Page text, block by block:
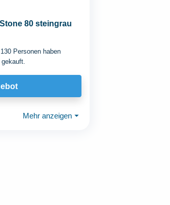
80 steingrau
Personen haben
Mehr anzeigen ⏷